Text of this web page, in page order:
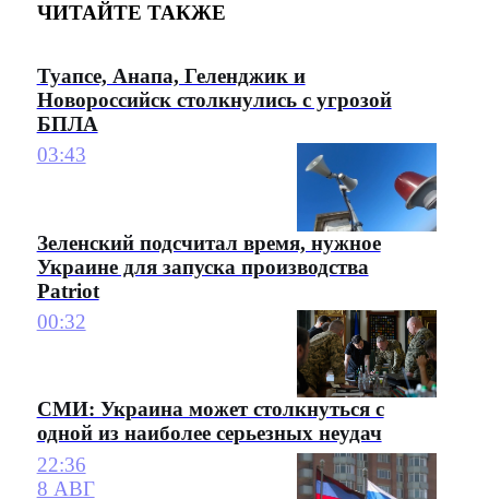
ЧИТАЙТЕ ТАКЖЕ
Туапсе, Анапа, Геленджик и
Новороссийск столкнулись с угрозой
БПЛА
03:43
Зеленский подсчитал время, нужное
Украине для запуска производства
Patriot
00:32
СМИ: Украина может столкнуться с
одной из наиболее серьезных неудач
22:36
8 АВГ